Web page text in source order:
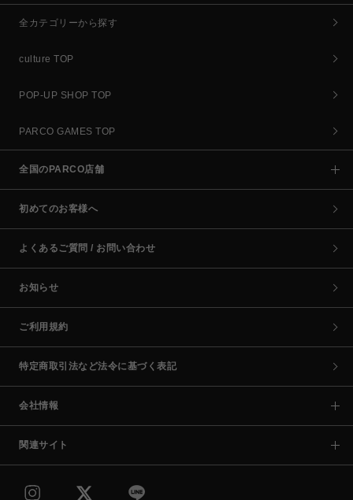
全カテゴリーから探す
culture TOP
POP-UP SHOP TOP
PARCO GAMES TOP
全国のPARCO店舗
初めてのお客様へ
よくあるご質問 / お問い合わせ
お知らせ
ご利用規約
特定商取引法など法令に基づく表記
会社情報
関連サイト